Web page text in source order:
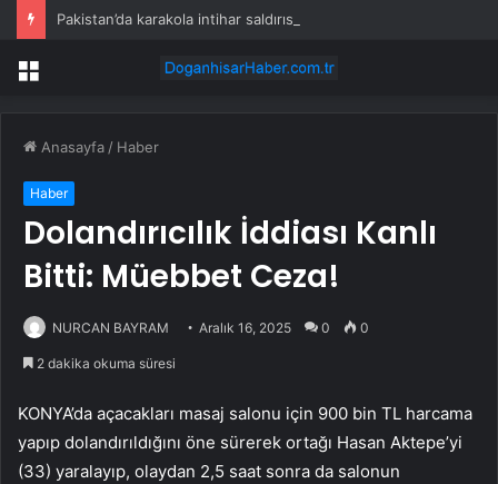
Pakistan’da karakola intihar saldırısı; 7 ölü, 15 yaralı
Menü
Anasayfa / Haber
Haber
Dolandırıcılık İddiası Kanlı
Bitti: Müebbet Ceza!
NURCAN BAYRAM Aralık 16, 2025 0 0
2 dakika okuma süresi
KONYA’da açacakları masaj salonu için 900 bin TL harcama
yapıp dolandırıldığını öne sürerek ortağı Hasan Aktepe’yi
(33) yaralayıp, olaydan 2,5 saat sonra da salonun